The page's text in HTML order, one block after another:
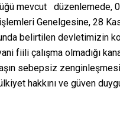
mevcut
Genelgesine, 28
belirtilen devletimizin
fiili çalışma olmadığı
sebepsiz
hakkını ve güven